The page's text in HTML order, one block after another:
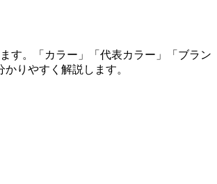
す。「カラー」「代表カラー」「ブラン
りやすく解説します。